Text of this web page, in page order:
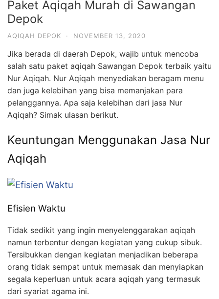
Paket Aqiqah Murah di Sawangan
Depok
AQIQAH DEPOK · NOVEMBER 13, 2020
Jika berada di daerah Depok, wajib untuk mencoba
salah satu paket aqiqah Sawangan Depok terbaik yaitu
Nur Aqiqah. Nur Aqiqah menyediakan beragam menu
dan juga kelebihan yang bisa memanjakan para
pelanggannya. Apa saja kelebihan dari jasa Nur
Aqiqah? Simak ulasan berikut.
Keuntungan Menggunakan Jasa Nur
Aqiqah
Efisien Waktu
Tidak sedikit yang ingin menyelenggarakan aqiqah
namun terbentur dengan kegiatan yang cukup sibuk.
Tersibukkan dengan kegiatan menjadikan beberapa
orang tidak sempat untuk memasak dan menyiapkan
segala keperluan untuk acara aqiqah yang termasuk
dari syariat agama ini.